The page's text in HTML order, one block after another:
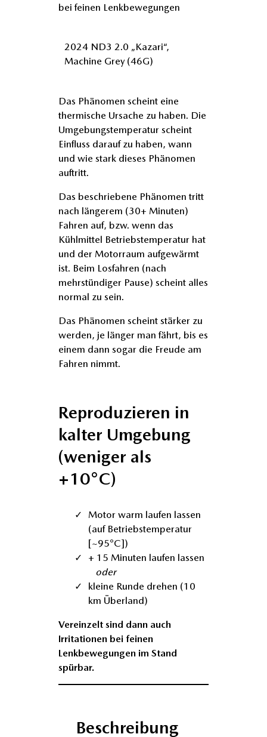
bei feinen Lenkbewegungen
2024 ND3 2.0 „Kazari“,
Machine Grey (46G)
Das Phänomen scheint eine
thermische Ursache zu haben. Die
Umgebungstemperatur scheint
Einfluss darauf zu haben, wann
und wie stark dieses Phänomen
auftritt.
Das beschriebene Phänomen tritt
nach längerem (30+ Minuten)
Fahren auf, bzw. wenn das
Kühlmittel Betriebstemperatur hat
und der Motorraum aufgewärmt
ist. Beim Losfahren (nach
mehrstündiger Pause) scheint alles
normal zu sein.
Das Phänomen scheint stärker zu
werden, je länger man fährt, bis es
einem dann sogar die Freude am
Fahren nimmt.
Reproduzieren in
kalter Umgebung
(weniger als
+10°C)
Motor warm laufen lassen
(auf Betriebstemperatur
[~95°C])
+ 15 Minuten laufen lassen
oder
kleine Runde drehen (10
km Überland)
Vereinzelt sind dann auch
Irritationen bei feinen
Lenkbewegungen im Stand
spürbar.
Beschreibung